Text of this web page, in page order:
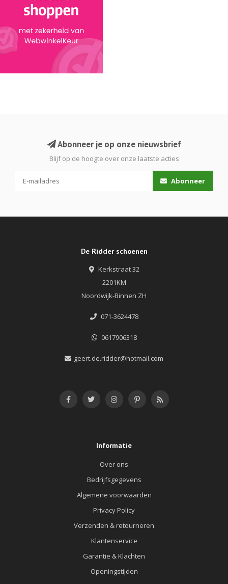
Abonneer je op onze nieuwsbrief
Blijf op de hoogte over onze laatste acties
Abonneer
De Ridder schoenen
Kerkstraat 32
2201KM
Noordwijk-Binnen ZH
071-3624478
0617906318
geert.de.ridder@hotmail.com
Informatie
Over ons
Bedrijfsgegevens
Algemene voorwaarden
Privacy Policy
Verzenden & retourneren
Klantenservice
Garantie & Klachten
Openingstijden